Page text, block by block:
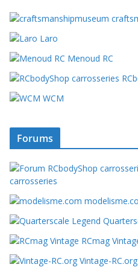
Laro
Menoud RC
WCM
Forums
carrosseries
RCmag
Vintage-RC.org